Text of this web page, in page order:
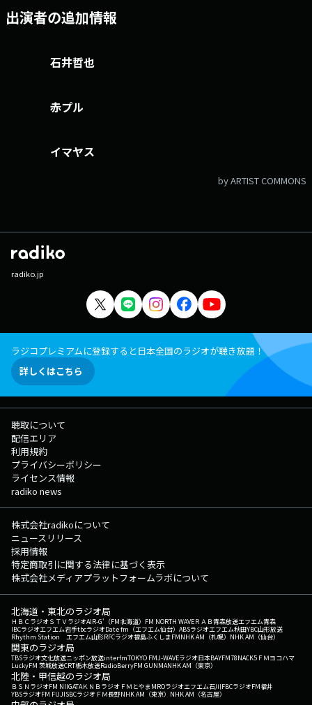
出演者の追加情報
石井哲也
赤プル
イマヤス
by ARTIST COMMONS
radiko.jp
ラジコプレミアムに登録すると日本全国のラジオが聴き放題！
詳しくはこちら
聴取について
配信エリア
利用規約
プライバシーポリシー
ライセンス情報
radiko news
株式会社radikoについて
ニュースリリース
採用情報
特定商取引に関する法律に基づく表示
株式会社メディアプラットフォームラボについて
北海道・東北のラジオ局
ＨＢＣラジオＳＴＶラジオAIR-G'（FM北海道） FM NORTH WAVEＲＡＢ青森放送エフエム青森
IBCラジオエフエム岩手tbcラジオDate fm（エフエム仙台） ABSラジオエフエム秋田YBC山形放送
Rhythm Station エフエム山形RFCラジオ福島ふくしまFMNHK AM（札幌） NHK AM（仙台）
関東のラジオ局
TBSラジオ文化放送ニッポン放送interfmTOKYO FMJ-WAVEラジオ日本BAYFM78NACK5 ＦＭヨコハマ
LuckyFM 茨城放送CRT栃木放送RadioBerryFM GUNMANHK AM（東京）
北陸・甲信越のラジオ局
ＢＳＮラジオFM NIIGATAＫＮＢラジオ ＦＭとやまMROラジオエフエム石川FBCラジオFM福井
YBSラジオFM FUJISBCラジオ ＦＭ長野NHK AM（東京） NHK AM（名古屋）